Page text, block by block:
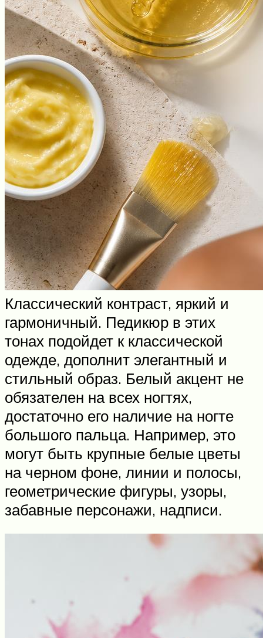
Классический контраст, яркий и
гармоничный. Педикюр в этих
тонах подойдет к классической
одежде, дополнит элегантный и
стильный образ. Белый акцент не
обязателен на всех ногтях,
достаточно его наличие на ногте
большого пальца. Например, это
могут быть крупные белые цветы
на черном фоне, линии и полосы,
геометрические фигуры, узоры,
забавные персонажи, надписи.